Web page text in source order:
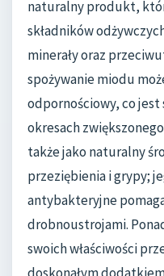
naturalny produkt,
składników
minerały oraz
spożywanie miodu
odpornościowy, co
okresach
także jako naturalny
przeziębienia i grypy;
antybakteryjne
drobnoustrojami.
swoich właściwości